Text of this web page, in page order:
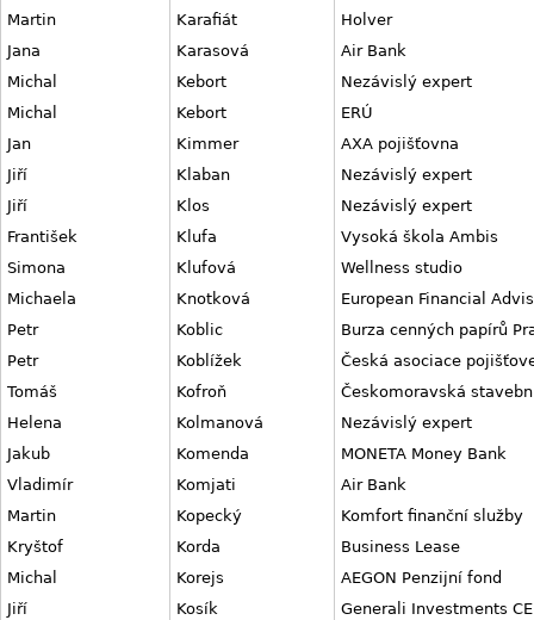
Martin
Karafiát
Holver
Jana
Karasová
Air Bank
Michal
Kebort
Nezávislý expert
Michal
Kebort
ERÚ
Jan
Kimmer
AXA pojišťovna
Jiří
Klaban
Nezávislý expert
Jiří
Klos
Nezávislý expert
František
Klufa
Vysoká škola Ambis
Simona
Klufová
Wellness studio
Michaela
Knotková
European Financial
Petr
Koblic
Burza cenných papírů
Petr
Koblížek
Česká asociace
Tomáš
Kofroň
Českomoravská
Helena
Kolmanová
Nezávislý expert
Jakub
Komenda
MONETA Money Bank
Vladimír
Komjati
Air Bank
Martin
Kopecký
Komfort finanční služby
Kryštof
Korda
Business Lease
Michal
Korejs
AEGON Penzijní fond
Jiří
Kosík
Generali Investments